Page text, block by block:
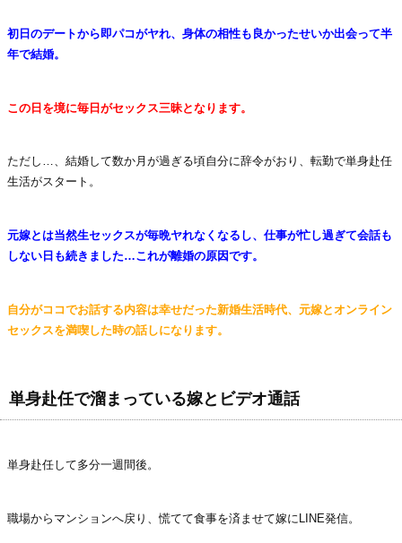
初日のデートから即パコがヤれ、身体の相性も良かったせいか出会って半
年で結婚。
この日を境に毎日がセックス三昧となります。
ただし…、結婚して数か月が過ぎる頃自分に辞令がおり、転勤で単身赴任
生活がスタート。
元嫁とは当然生セックスが毎晩ヤれなくなるし、仕事が忙し過ぎて会話も
しない日も続きました…これが離婚の原因です。
自分がココでお話する内容は幸せだった新婚生活時代、元嫁とオンライン
セックスを満喫した時の話しになります。
単身赴任で溜まっている嫁とビデオ通話
単身赴任して多分一週間後。
職場からマンションへ戻り、慌てて食事を済ませて嫁にLINE発信。